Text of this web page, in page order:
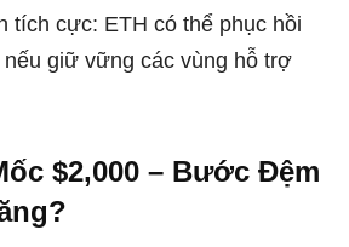
tích cực: ETH có thể phục hồi
nếu giữ vững các vùng hỗ trợ
$2,000 – Bước Đệm